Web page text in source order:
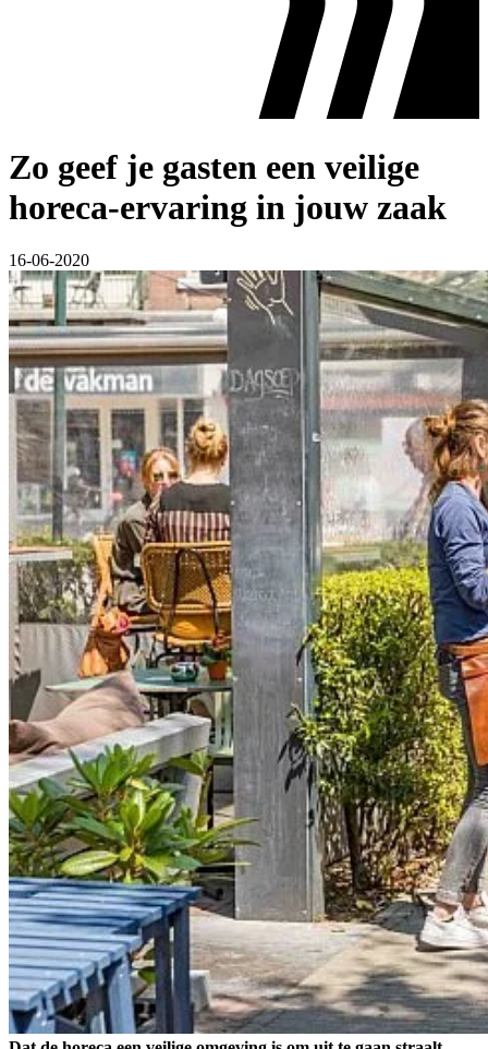
Zo geef je gasten een veilige
horeca-ervaring in jouw zaak
16-06-2020